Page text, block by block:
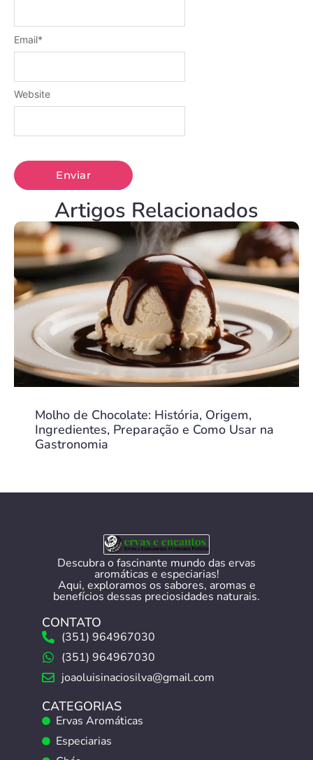
Email*
Website
Artigos Relacionados
Molho de Chocolate: História, Origem,
Ingredientes, Preparação e Como Usar na
Gastronomia
Descubra o fascinante mundo das ervas
aromáticas e especiarias!
Aqui, exploramos os sabores, aromas e
benefícios dessas preciosidades naturais.
CONTATO
(351) 964967030
(351) 964967030
joaoluisinaciosilva@gmail.com
CATEGORIAS
Ervas Aromáticas
Especiarias